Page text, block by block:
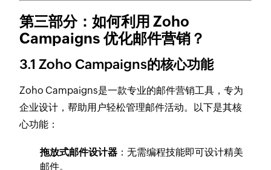
第三部分：如何利用 Zoho
Campaigns 优化邮件营销？
3.1 Zoho Campaigns的核心功能
Zoho Campaigns是一款专业的邮件营销工具，专为
企业设计，帮助用户轻松管理邮件活动。以下是其核
心功能：
拖放式邮件设计器 ：无需编程技能即可设计精美
邮件。